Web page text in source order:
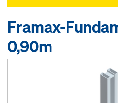
Framax-
0,90m